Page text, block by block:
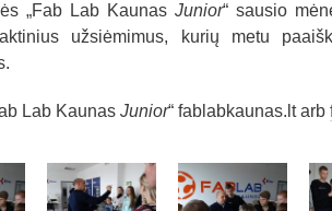
„Fab Lab KaunasJunior“ sausio
užsiėmimus, kurių metu
Lab Kaunas Junior“ fablabkaunas.lt arb